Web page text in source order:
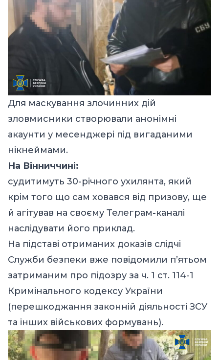
Для маскування злочинних дій
зловмисники створювали анонімні
акаунти у месенджері під вигаданими
нікнеймами.
На Вінниччині:
судитимуть 30-річного ухилянта, який
крім того що сам ховався від призову, ще
й агітував на своєму Телеграм-каналі
наслідувати його приклад.
На підставі отриманих доказів слідчі
Служби безпеки вже повідомили п’ятьом
затриманим про підозру за ч. 1 ст. 114-1
Кримінального кодексу України
(перешкоджання законній діяльності ЗСУ
та інших військових формувань).